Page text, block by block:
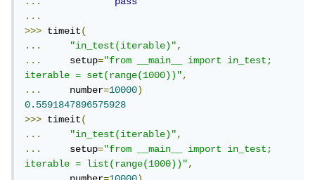
...
>>> timeit(
...
"in_test(iterable)",
...
     setup
="from __main__ import in_test;
iterable = set(range(1000))",
...
     number
=10000)
0.5591847896575928
>>> timeit(
...
"in_test(iterable)",
...
     setup
="from __main__ import in_test;
iterable = list(range(1000))",